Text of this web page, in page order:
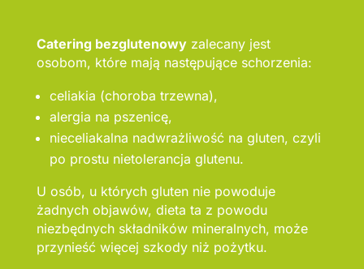
Catering bezglutenowyzalecany jest
osobom, które mają następujące schorzenia:
celiakia (choroba trzewna),
alergia na pszenicę,
nieceliakalna nadwrażliwość na gluten, czyli
po prostu nietolerancja glutenu.
U osób, u których gluten nie powoduje
żadnych objawów, dieta ta z powodu
niezbędnych składników mineralnych, może
przynieść więcej szkody niż pożytku.